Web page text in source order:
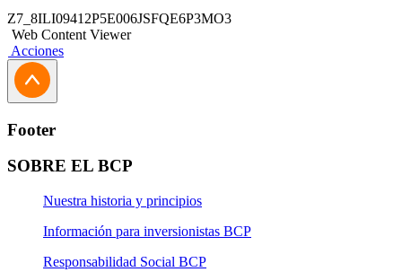
Z7_8ILI09412P5E006JSFQE6P3MO3
Web Content Viewer
Acciones
Footer
SOBRE EL BCP
Nuestra historia y principios
Información para inversionistas BCP
Responsabilidad Social BCP